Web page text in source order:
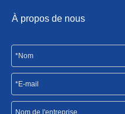
À propos de nous